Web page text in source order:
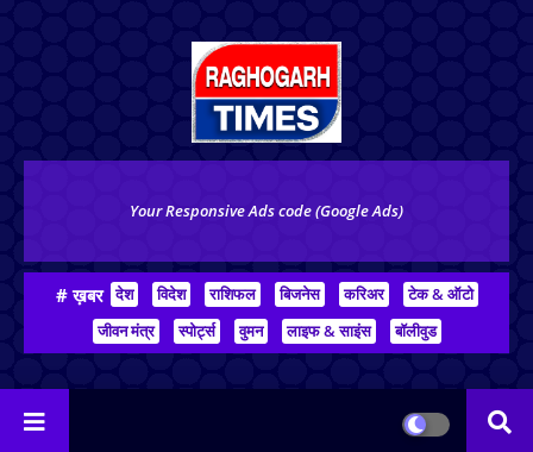
Your Responsive Ads code (Google Ads)
# ख़बर देश विदेश राशिफल बिजनेस करिअर
टेक & ऑटो
जीवन मंत्र
स्पोर्ट्स वुमन लाइफ & साइंस बॉलीवुड